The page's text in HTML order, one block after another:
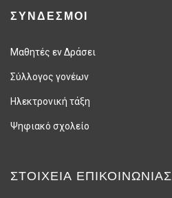
ΣΥΝΔΕΣΜΟΙ
Μαθητές εν Δράσει
Σύλλογος γονέων
Ηλεκτρονική τάξη
Ψηφιακό σχολείο
ΣΤΟΙΧΕΊΑ ΕΠΙΚΟΙΝΩΝΊΑΣ